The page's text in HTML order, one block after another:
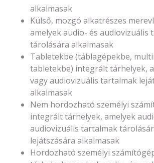
alkalmasak
Külső, mozgó alkatrészes
amelyek audio- és audiovizuális
tárolására alkalmasak
Tabletekbe (táblagépekbe,
tabletekbe) integrált tárhelyek,
vagy audiovizuális tartalmak
alkalmasak
Nem hordozható személyi
integrált tárhelyek, amelyek
audiovizuális tartalmak
lejátszására alkalmasak
Hordozható személyi